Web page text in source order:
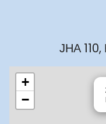
ЈНА
+
−